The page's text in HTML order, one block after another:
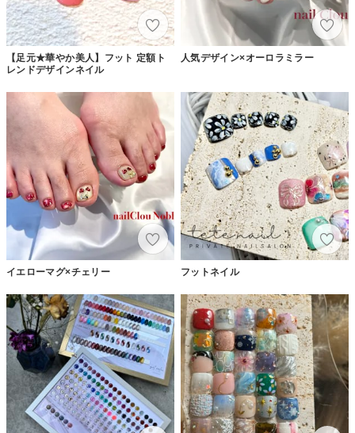
【足元★華やか美人】フット 定額ト
レンドデザインネイル
人気デザイン×オーロラミラー
イエローマグ×チェリー フットネイル